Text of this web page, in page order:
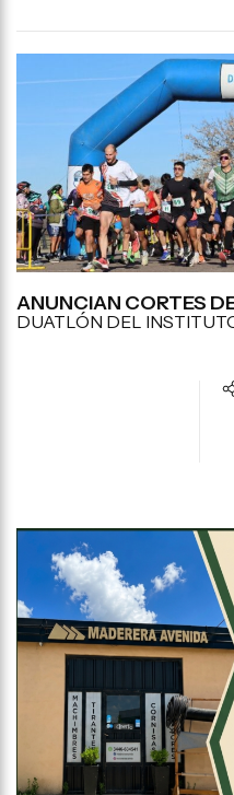
ANUNCIAN CORTES
DUATLÓN DEL